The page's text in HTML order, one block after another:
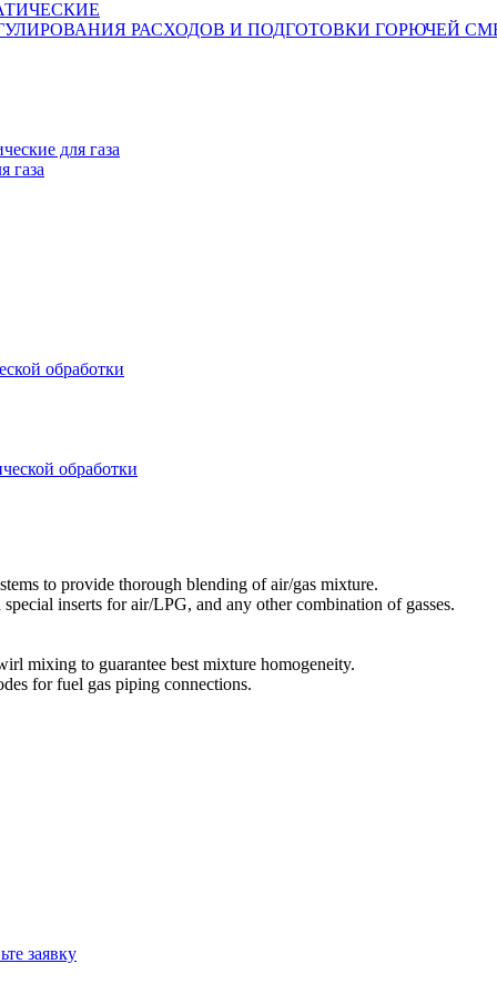
РАСХОДОВ И ПОДГОТОВКИ ГОРЮЧЕЙ
для газа
газа
обработки
обработки
to provide thorough blending of air/gas mixture.
inserts for air/LPG, and any other combination of gasses.
mixing to guarantee best mixture homogeneity.
for fuel gas piping connections.
заявку